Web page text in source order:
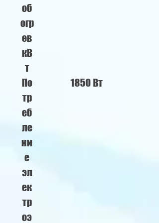
об
огр
ев
кВ
т
По
тр
еб
ле
ни
е
эл
ек
тр
оэ
1850 Вт